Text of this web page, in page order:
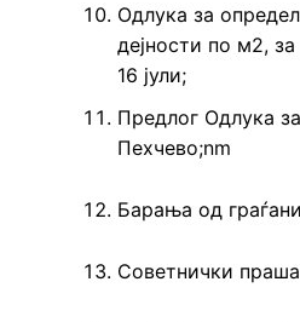
Одлука за
дејности по м2,
16 јули;
Предлог Одлука
Пехчево;nm
Барања од
Советнички